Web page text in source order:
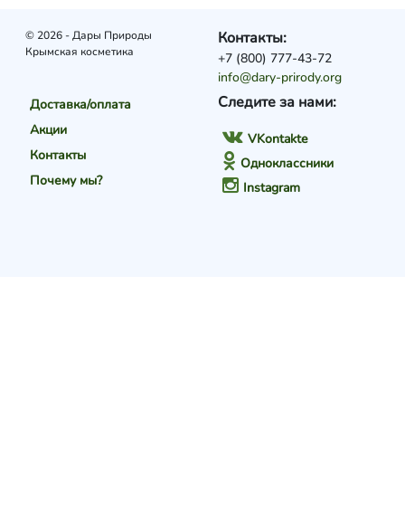
© 2026 - Дары Природы
Крымская косметика
Доставка/оплата
Акции
Контакты
Почему мы?
Следите за нами:
VKontakte
Одноклассники
Instagram
Контакты:
+7 (800) 777-43-72
info@dary-prirody.org